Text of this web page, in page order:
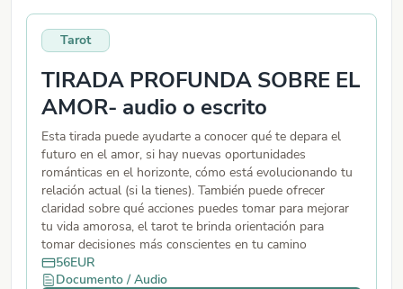
Tarot
TIRADA PROFUNDA SOBRE EL
AMOR- audio o escrito
Esta tirada puede ayudarte a conocer qué te depara el
futuro en el amor, si hay nuevas oportunidades
románticas en el horizonte, cómo está evolucionando tu
relación actual (si la tienes). También puede ofrecer
claridad sobre qué acciones puedes tomar para mejorar
tu vida amorosa, el tarot te brinda orientación para
tomar decisiones más conscientes en tu camino
sentimental. (AUDIO o TEXTO)
56EUR
Documento / Audio